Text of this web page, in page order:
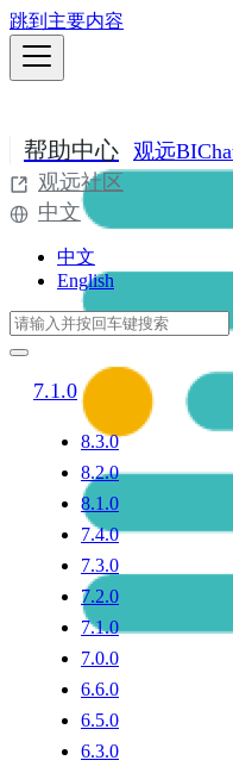
跳到主要内容
帮助中心 观远BI
观远社区
中文
中文
English
7.1.0
8.3.0
8.2.0
8.1.0
7.4.0
7.3.0
7.2.0
7.1.0
7.0.0
6.6.0
6.5.0
6.3.0